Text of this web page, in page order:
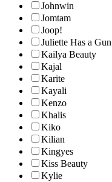
Johnwin
Jomtam
Joop!
Juliette Has a Gun
Kailya Beauty
Kajal
Karite
Kayali
Kenzo
Khalis
Kiko
Kilian
Kingyes
Kiss Beauty
Kylie